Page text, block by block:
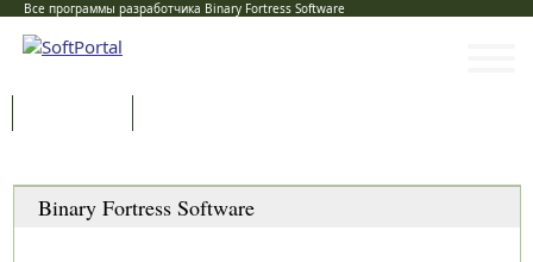
Все программы разработчика Binary Fortress Software
Binary Fortress Software